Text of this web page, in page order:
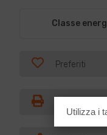
Classe
Preferiti
Utilizza i